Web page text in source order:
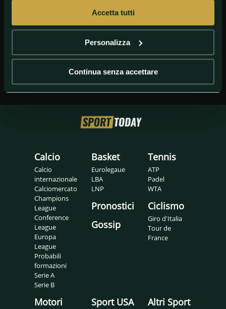
Accetta tutti
Personalizza
Continua senza accettare
Calcio
Calcio
internazionale
Calciomercato
Champions
League
Conference
League
Europa
League
Probabili
formazioni
Serie A
Serie B
Basket
Eurolegaue
LBA
LNP
Pronostici
Gossip
Tennis
ATP
Padel
WTA
Ciclismo
Giro d'Italia
Tour de
France
Motori Sport USA Altri Sport